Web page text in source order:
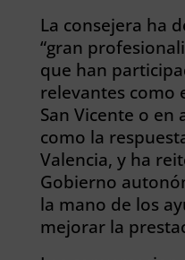
La consejera ha
“gran
que han
relevantes como
San Vicente o en
como la
Valencia, y ha
Gobierno
la mano de los
mejorar la